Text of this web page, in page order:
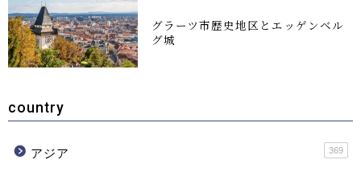
グラーツ市歴史地区とエッゲンベル
グ城
country
アジア 369